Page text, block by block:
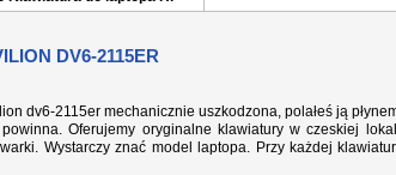
DV6-2115ER
dv6-2115er mechanicznie uszkodzona, polałeś ją
Oferujemy oryginalne klawiatury w czeskiej
Wystarczy znać model laptopa. Przy każdej